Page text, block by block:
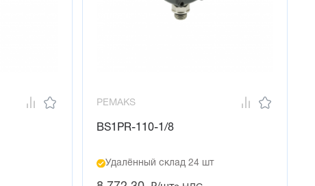
PEMAKS
BS1PR-110-1/8
Удалённый склад 24 шт